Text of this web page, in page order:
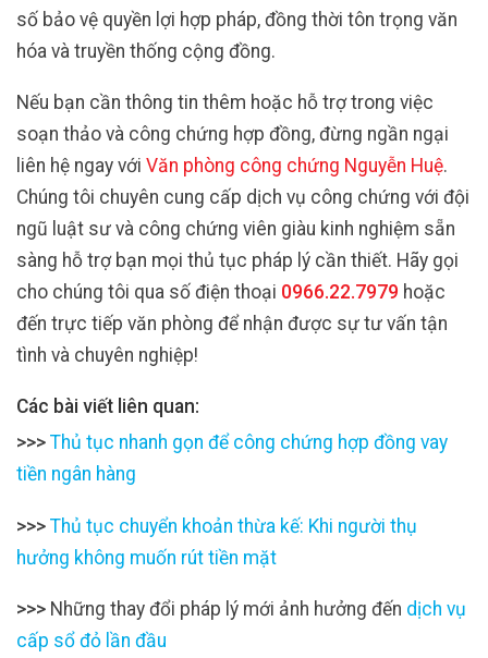
số bảo vệ quyền lợi hợp pháp, đồng thời tôn trọng văn
hóa và truyền thống cộng đồng.
Nếu bạn cần thông tin thêm hoặc hỗ trợ trong việc
soạn thảo và công chứng hợp đồng, đừng ngần ngại
liên hệ ngay với Văn phòng công chứng Nguyễn Huệ.
Chúng tôi chuyên cung cấp dịch vụ công chứng với đội
ngũ luật sư và công chứng viên giàu kinh nghiệm sẵn
sàng hỗ trợ bạn mọi thủ tục pháp lý cần thiết. Hãy gọi
cho chúng tôi qua số điện thoại 0966.22.7979 hoặc
đến trực tiếp văn phòng để nhận được sự tư vấn tận
tình và chuyên nghiệp!
Các bài viết liên quan:
>>> Thủ tục nhanh gọn để công chứng hợp đồng vay
tiền ngân hàng
>>> Thủ tục chuyển khoản thừa kế: Khi người thụ
hưởng không muốn rút tiền mặt
>>> Những thay đổi pháp lý mới ảnh hưởng đến dịch vụ
cấp sổ đỏ lần đầu